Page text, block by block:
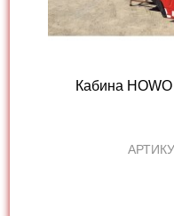
Кабина HOWO